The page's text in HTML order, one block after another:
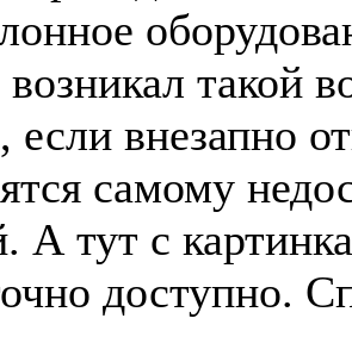
такой
если внезапно
самому
А тут с
доступно.